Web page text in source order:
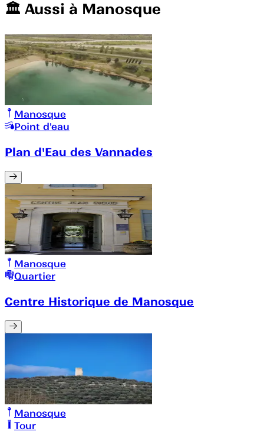
🏛️️ Aussi à Manosque
Manosque
Point d'eau
Plan d'Eau des Vannades
Manosque
Quartier
Centre Historique de Manosque
Manosque
Tour